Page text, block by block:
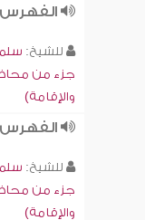
للشيخ:
جزء من
والإقامة)
للشيخ:
جزء من
والإقامة)